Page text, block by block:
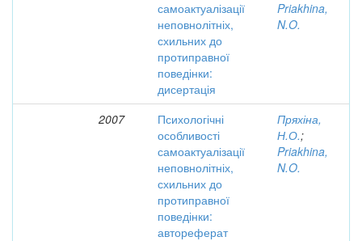
самоактуалізації
неповнолітніх,
схильних до
протиправної
поведінки:
дисертація
Priakhina,
N.O.
2007
Психологічні
особливості
самоактуалізації
неповнолітніх,
схильних до
протиправної
поведінки:
автореферат
Пряхіна,
Н.О.;
Priakhina,
N.O.